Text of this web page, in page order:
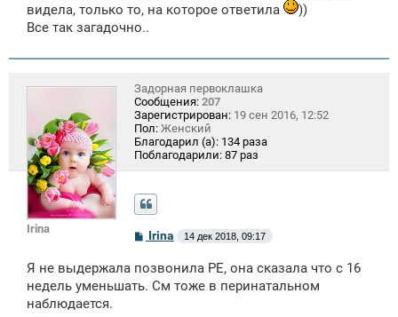
видела, только то, на которое ответила
))
Все так загадочно..
Irina
Задорная первоклашка
Сообщения: 207
Зарегистрирован: 19 сен 2016, 12:52
Пол: Женский
Благодарил (а): 134 раза
Поблагодарили: 87 раз
С
о
б
щ
Irina 14 дек 2018, 09:17
Я не выдержала позвонила РЕ, она сказала что с 16
недель уменьшать. См тоже в перинатальном
наблюдается.